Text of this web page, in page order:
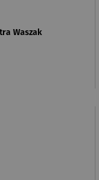
Waszak